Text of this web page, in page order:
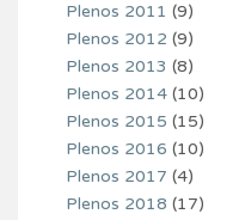
Plenos 2011 (9)
Plenos 2012 (9)
Plenos 2013 (8)
Plenos 2014 (10)
Plenos 2015 (15)
Plenos 2016 (10)
Plenos 2017 (4)
Plenos 2018 (17)